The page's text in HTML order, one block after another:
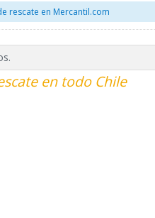
rescate en Mercantil.com
en todo Chile